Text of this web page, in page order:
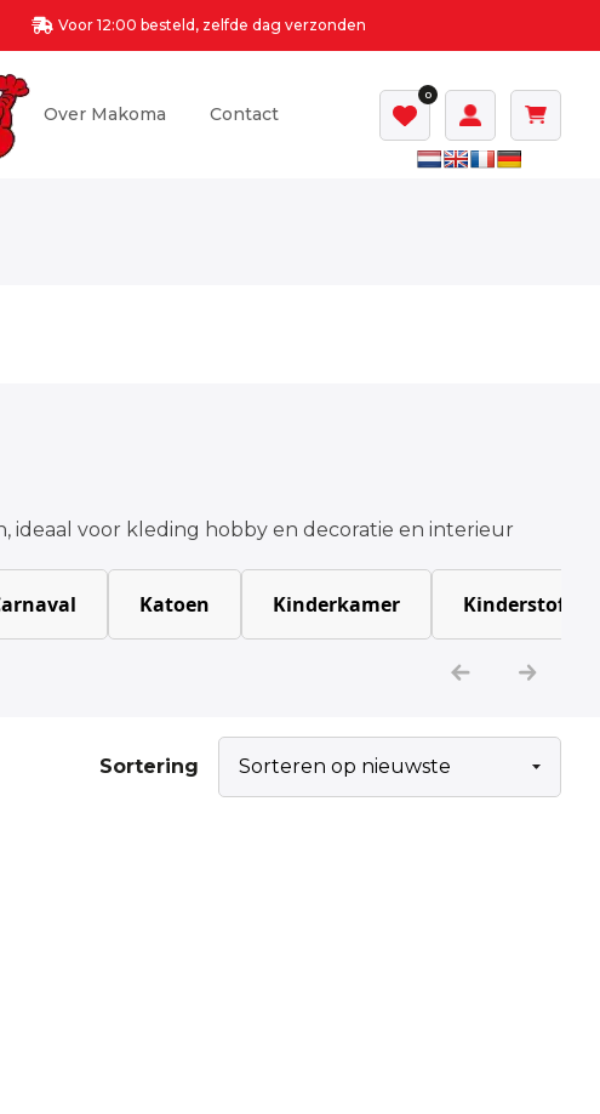
Voor 12:00 besteld, zelfde dag verzonden
Over Makoma Contact
0
ideaal voor kleding hobby en decoratie en interieur
Katoen Kinderkamer Kinderstoffen
Sortering